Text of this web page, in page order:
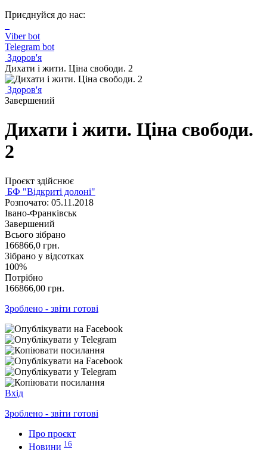
Приєднуйся до нас:
Viber bot
Telegram bot
Здоров'я
Дихати і жити. Ціна свободи. 2
Здоров'я
Завершений
Дихати і жити. Ціна свободи.
2
Проєкт здійснює
БФ "Відкриті долоні"
Розпочато: 05.11.2018
Івано-Франківськ
Завершений
Всього зібрано
166866,0 грн.
Зібрано у відсотках
100%
Потрібно
166866,00 грн.
Зроблено - звіти готові
Вхід
Зроблено - звіти готові
Про проєкт
Новини 16